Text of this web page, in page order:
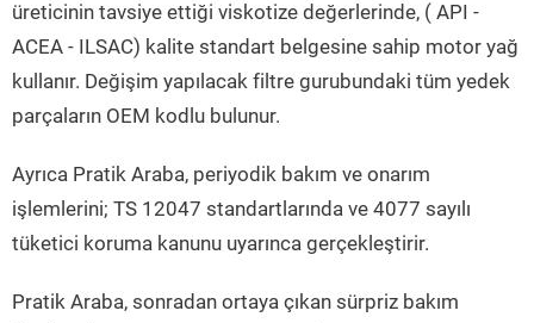
üreticinin tavsiye ettiği viskotize değerlerinde, ( API -
ACEA - ILSAC) kalite standart belgesine sahip motor yağ
kullanır. Değişim yapılacak filtre gurubundaki tüm yedek
parçaların OEM kodlu bulunur.
Ayrıca Pratik Araba, periyodik bakım ve onarım
işlemlerini; TS 12047 standartlarında ve 4077 sayılı
tüketici koruma kanunu uyarınca gerçekleştirir.
Pratik Araba, sonradan ortaya çıkan sürpriz bakım